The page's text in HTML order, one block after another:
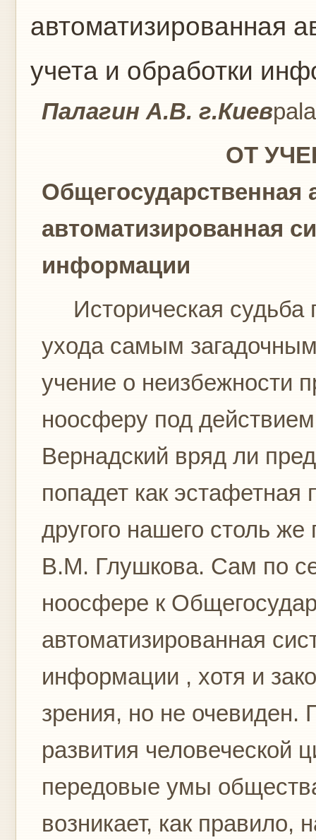
автоматизированная
учета и обработки
Палагин А.В. г.Киев
ОТ УЧЕНИЯ О
Общегосударственная
автоматизированная
информации
Историческая судьба
ухода самым
учение о неизбежности
ноосферу под
Вернадский вряд ли
попадет как
другого нашего столь же
В.М. Глушкова. Сам по
ноосфере к
автоматизированная
информации , хотя и
зрения, но не
развития человеческой
передовые умы
возникает, как правило,